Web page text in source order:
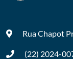
Rua Chapot
(22) 2024-